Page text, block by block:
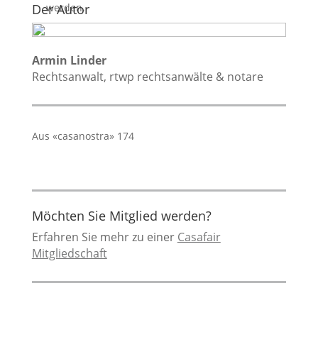
werden.
Der Autor
Armin Linder
Rechtsanwalt, rtwp rechtsanwälte & notare
Aus «casanostra» 174
Möchten Sie Mitglied werden?
Erfahren Sie mehr zu einer Casafair
Mitgliedschaft